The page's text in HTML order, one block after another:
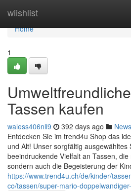
wiishlist
Home
Home
1
Tassen kaufen
waless406nli9 392 days ago News
Entdecken Sie im trend4u Shop das
und Alt! Unser sorgfältig ausgewähltes
beeindruckende Vielfalt an Tassen,
sondern auch die Begeisterung der
https://www.trend4u.ch/de/kinder/
co/tassen/super-mario-